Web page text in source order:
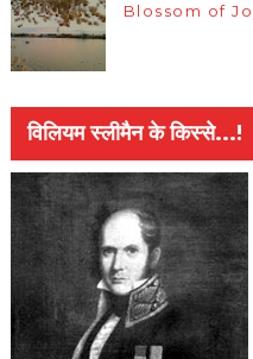
Blossom of
विलियम स्लीमैन के किस्से...!